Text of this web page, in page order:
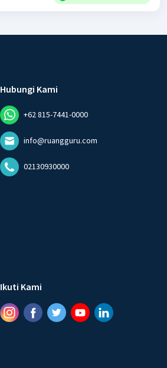
Hubungi Kami
+62 815-7441-0000
info@ruangguru.com
02130930000
Ikuti Kami